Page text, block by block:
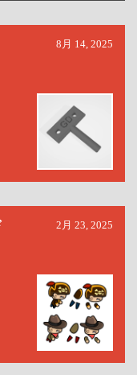
8月 14, 2025
2月 23, 2025